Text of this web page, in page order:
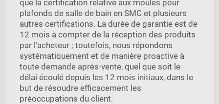
que la certification relative aux moules pour
plafonds de salle de bain en SMC et plusieurs
autres certifications. La durée de garantie est de
12 mois à compter de la réception des produits
par l’acheteur ; toutefois, nous répondons
systématiquement et de manière proactive à
toute demande après-vente, quel que soit le
délai écoulé depuis les 12 mois initiaux, dans le
but de résoudre efficacement les
préoccupations du client.